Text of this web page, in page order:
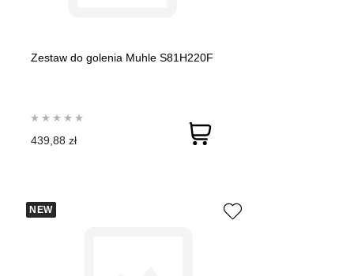
Zestaw do golenia Muhle S81H220F
439,88 zł
NEW